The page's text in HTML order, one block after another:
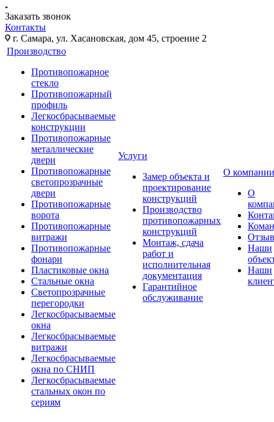
Заказать звонок
Контакты
г. Самара, ул. Хасановская, дом 45, строение 2
Производство
Противопожарное
стекло
Противопожарный
профиль
Легкосбрасываемые
конструкции
Противопожарные
металлические
двери
Противопожарные
светопрозрачные
двери
Противопожарные
ворота
Противопожарные
витражи
Противопожарные
фонари
Пластиковые окна
Стальные окна
Светопрозрачные
перегородки
Легкосбрасываемые
окна
Легкосбрасываемые
витражи
Легкосбрасываемые
окна по СНИП
Легкосбрасываемые
стальных окон по
сериям
Услуги
Замер объекта и
проектирование
конструкций
Производство
противопожарных
конструкций
Монтаж, сдача
работ и
исполнительная
документация
Гарантийное
обслуживание
О компании
О
Наши
Наши